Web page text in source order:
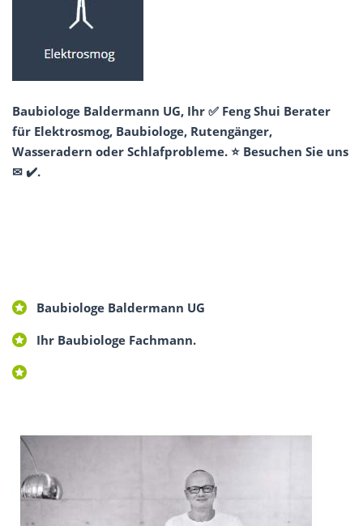
Baubiologe Baldermann UG, Ihr ✅ Feng Shui Berater
für Elektrosmog, Baubiologe, Rutengänger,
Wasseradern oder Schlafprobleme. ⭐ Besuchen Sie uns
✉ ✔️.
Baubiologe Baldermann UG
Ihr Baubiologe Fachmann.